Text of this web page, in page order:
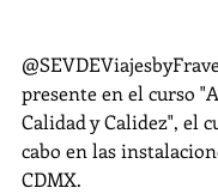
presente en el curso
Calidad y Calidez", el
cabo en las
CDMX.